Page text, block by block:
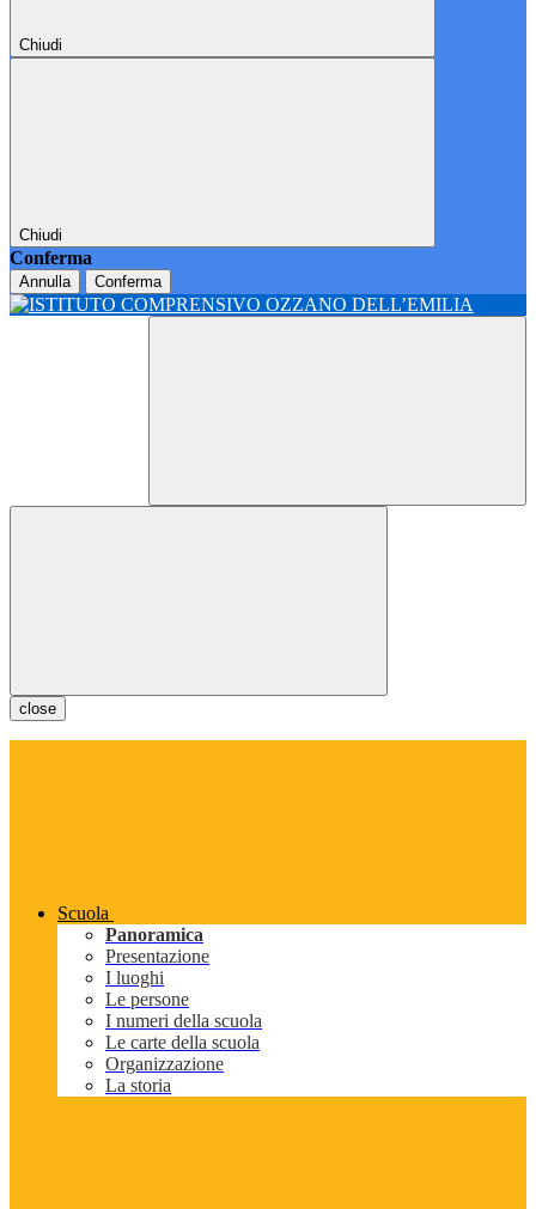
Chiudi
Chiudi
Conferma
Annulla Conferma
close
Scuola
Panoramica
Presentazione
I luoghi
Le persone
I numeri della scuola
Le carte della scuola
Organizzazione
La storia